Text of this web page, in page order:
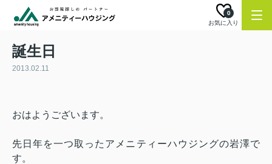
お気に入り
0
誕生日
2013.02.11
おはようございます。
先日年を一つ取ったアメニティーハウジングの岩澤で
す。